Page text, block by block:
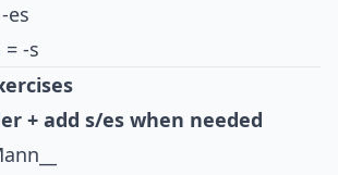
es
-s
+ add s/es when needed